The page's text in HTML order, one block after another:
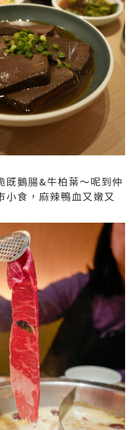
既鵝腸&牛柏葉～呢到仲
小食，麻辣鴨血又嫩又